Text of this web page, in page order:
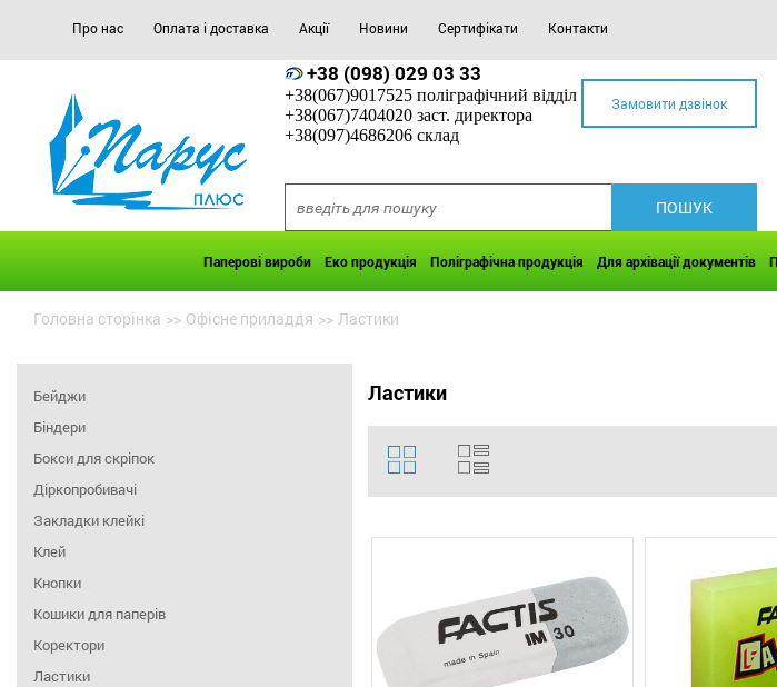
Про нас Оплата і доставка Акції Новини Сертифікати Контакти
+38 (098) 029 03 33
+38(067)9017525 поліграфічний відділ
+38(067)7404020 заст. директора
+38(097)4686206 склад
Замовити дзвінок
Паперові вироби Еко продукція Поліграфічна продукція Для архівації документів
Головна сторінка >> Офісне приладдя >> Ластики
Бейджи
Біндери
Бокси для скріпок
Діркопробивачі
Закладки клейкі
Клей
Кнопки
Кошики для паперів
Коректори
Ластики
Ластики